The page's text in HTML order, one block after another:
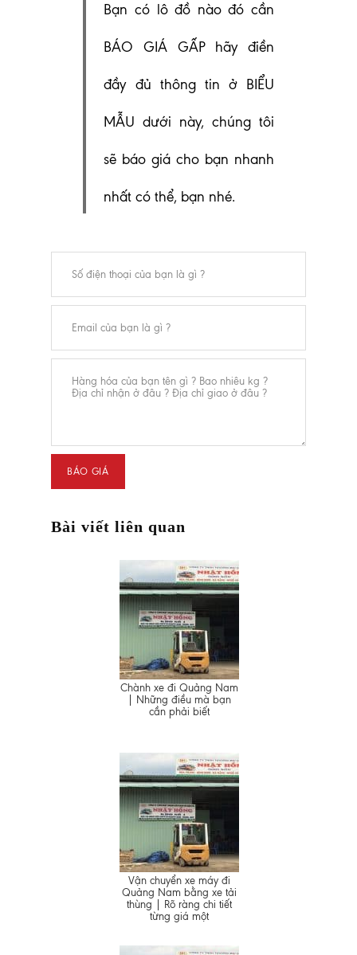
Bạn có lô đồ nào đó cần
BÁO GIÁ GẤP hãy điền
đầy đủ thông tin ở BIỂU
MẪU dưới này, chúng tôi
sẽ báo giá cho bạn nhanh
nhất có thể, bạn nhé.
Bài viết liên quan
Chành xe đi Quảng Nam
| Những điều mà bạn
cần phải biết
Vận chuyển xe máy đi
Quảng Nam bằng xe tải
thùng | Rõ ràng chi tiết
từng giá một